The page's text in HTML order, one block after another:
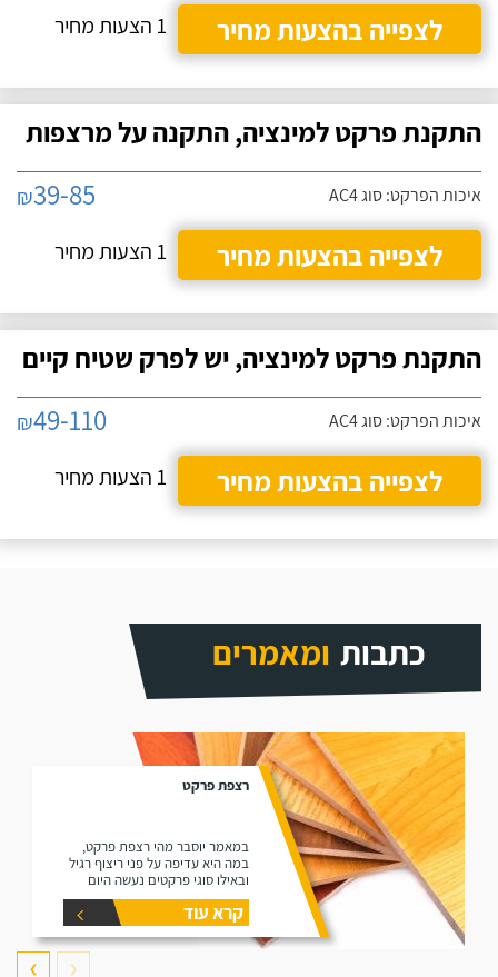
לצפייה בהצעות מחיר
1 הצעות מחיר
התקנת פרקט למינציה, התקנה על מרצפות
איכות הפרקט: סוג AC4 ₪39-85
לצפייה בהצעות מחיר
1 הצעות מחיר
התקנת פרקט למינציה, יש לפרק שטיח קיים
איכות הפרקט: סוג AC4 ₪49-110
לצפייה בהצעות מחיר
1 הצעות מחיר
כתבות ומאמרים
רצפת פרקט
במאמר יוסבר מהי רצפת פרקט,
במה היא עדיפה על פני ריצוף רגיל
ובאילו סוגי פרקטים נעשה היום
שימוש בשוק (למינציה ועץ גושני).
קרא עוד
❮
❯